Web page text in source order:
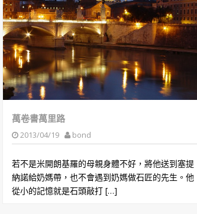
萬卷書萬里路
2013/04/19 bond
若不是米開朗基羅的母親身體不好，將他送到塞提
納諾給奶媽帶，也不會遇到奶媽做石匠的先生。他
從小的記憶就是石頭敲打 […]